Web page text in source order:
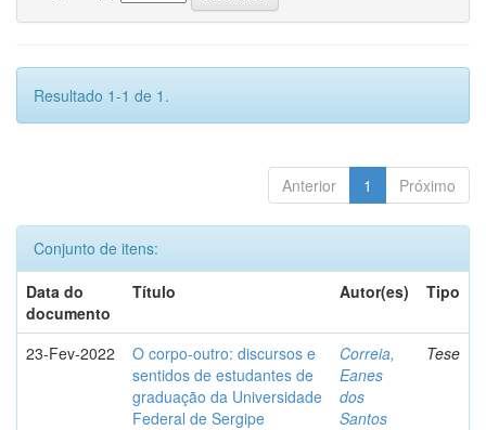
Resultado 1-1 de 1.
Anterior 1 Próximo
Conjunto de itens:
Data do
documento
Título Autor(es) Tipo
23-Fev-2022
O corpo-outro: discursos e
sentidos de estudantes de
graduação da Universidade
Federal de Sergipe
Correia,
Eanes
dos
Santos
Tese